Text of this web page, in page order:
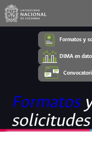
Formatos y
DIMA en